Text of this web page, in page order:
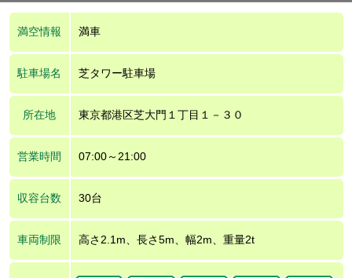
満空情報 満車
駐車場名 芝タワー駐車場
所在地 東京都港区芝大門１丁目１－３０
営業時間 07:00～21:00
収容台数 30台
車両制限 高さ2.1m、長さ5m、幅2m、重量2t